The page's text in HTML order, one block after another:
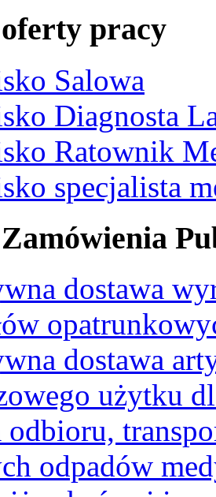
pracy
Salowa
Diagnosta
Ratownik
specjalista
dostawa
dostawa
użytku
odbioru,
odpadów